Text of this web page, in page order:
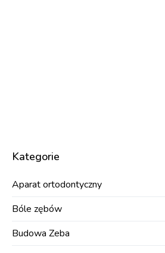
Kategorie
Aparat ortodontyczny
Bóle zębów
Budowa Zeba